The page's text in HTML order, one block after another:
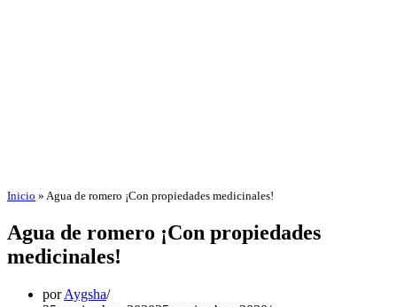
Inicio » Agua de romero ¡Con propiedades medicinales!
Agua de romero ¡Con propiedades
medicinales!
porAygsha